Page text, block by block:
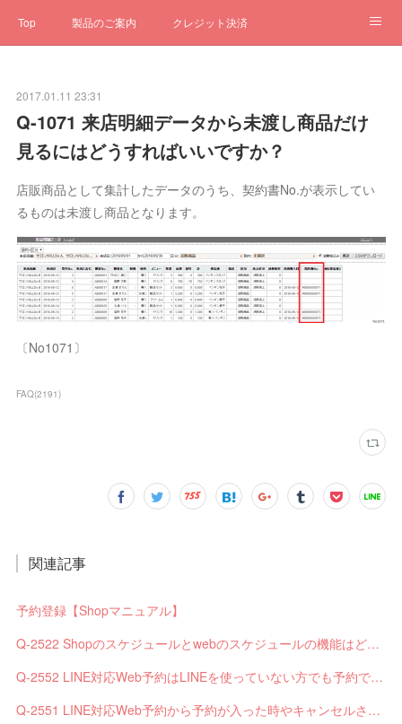
Top 製品のご案内 クレジット決済
2017.01.11 23:31
Q-1071 来店明細データから未渡し商品だけ
見るにはどうすればいいですか？
店販商品として集計したデータのうち、契約書No.が表示してい
るものは未渡し商品となります。
〔No1071〕
FAQ(2191)
関連記事
予約登録【Shopマニュアル】
Q-2522 Shopのスケジュールとwebのスケジュールの機能はどう違いますか？
Q-2552 LINE対応Web予約はLINEを使っていない方でも予約できますか？
Q-2551 LINE対応Web予約から予約が入った時やキャンセルされた時、サロンやお客様へは通知されますか？